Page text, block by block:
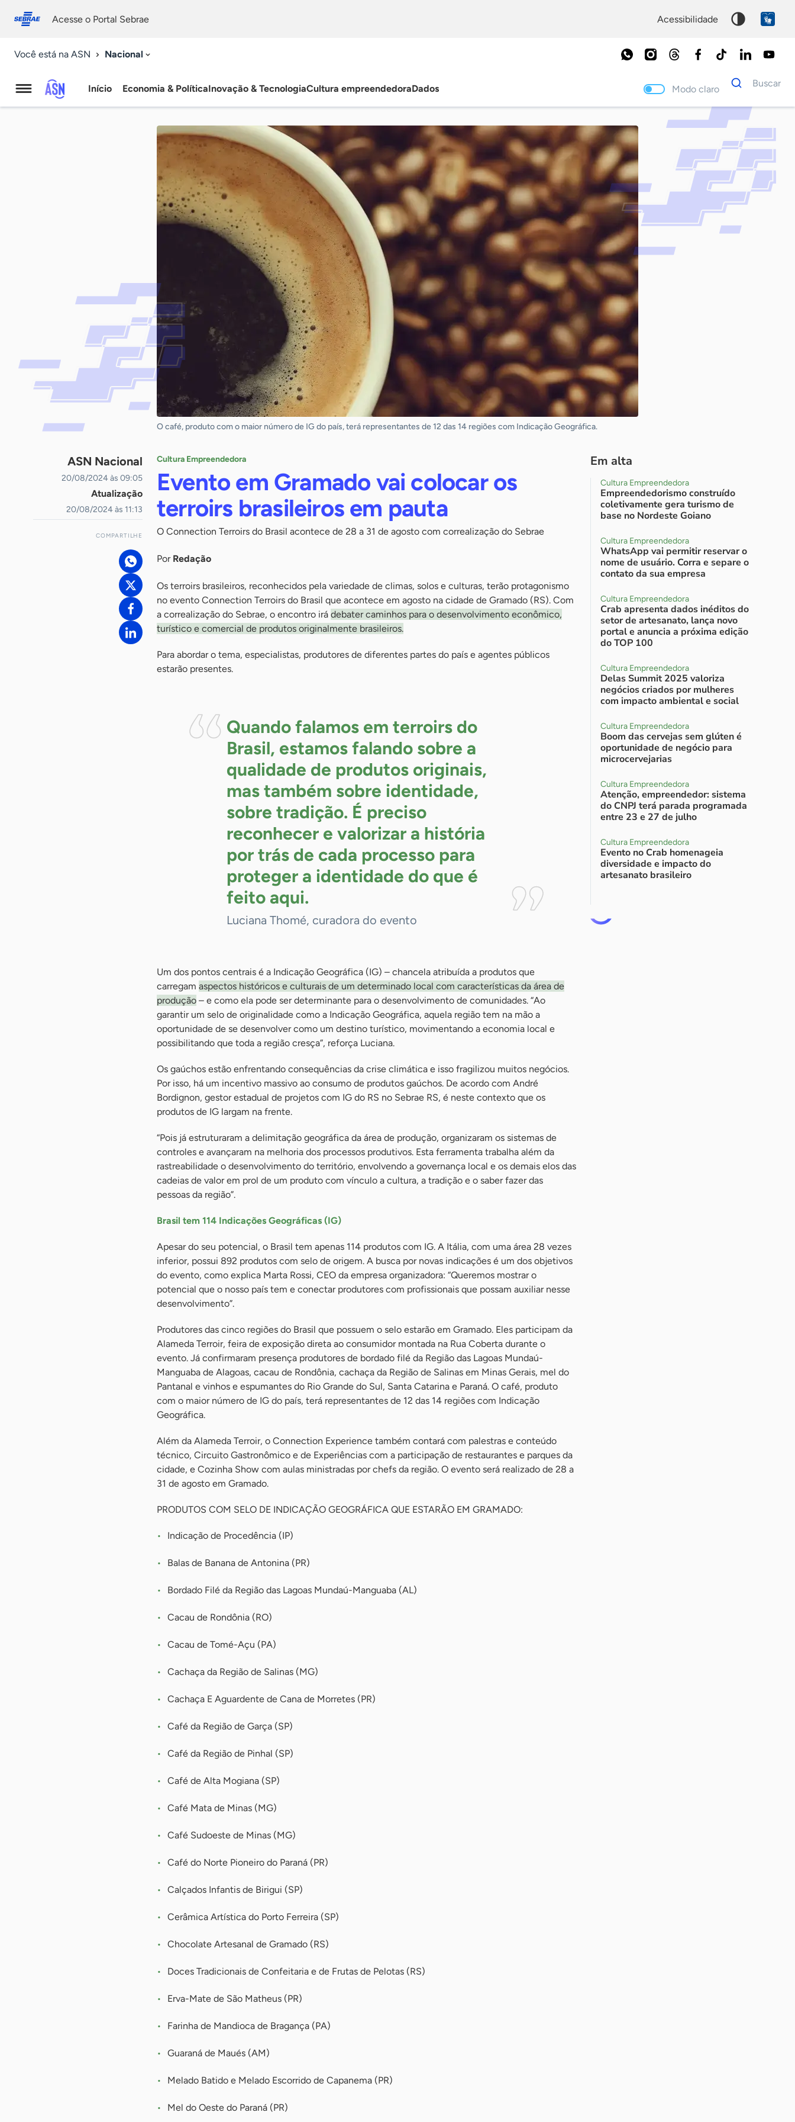
conosco
Acesse o Portal Sebrae acessibilidade
Você está na ASN Nacional
Agência
Início Economia & PolíticaInovação & TecnologiaCultura empreendedoraDados Modo claro
Dados
para
Buscar
Palavra
chave
O café, produto com o maior número de IG do país, terá representantes de 12 das 14 regiões com Indicação Geográfica.
ASN Nacional
20/08/2024 às 09:05
Atualização
20/08/2024 às 11:13
COMPARTILHE
Cultura Empreendedora
Evento em Gramado vai colocar os
terroirs brasileiros em pauta
O Connection Terroirs do Brasil acontece de 28 a 31 de agosto com correalização do Sebrae
Por Redação
Os terroirs brasileiros, reconhecidos pela variedade de climas, solos e culturas, terão protagonismo
no evento Connection Terroirs do Brasil que acontece em agosto na cidade de Gramado (RS). Com
a correalização do Sebrae, o encontro irá debater caminhos para o desenvolvimento econômico,
turístico e comercial de produtos originalmente brasileiros.
Para abordar o tema, especialistas, produtores de diferentes partes do país e agentes públicos
estarão presentes.
Quando falamos em terroirs do
Brasil, estamos falando sobre a
qualidade de produtos originais,
mas também sobre identidade,
sobre tradição. É preciso
reconhecer e valorizar a história
por trás de cada processo para
proteger a identidade do que é
feito aqui.
Luciana Thomé, curadora do evento
Um dos pontos centrais é a Indicação Geográfica (IG) – chancela atribuída a produtos que
carregam aspectos históricos e culturais de um determinado local com características da área de
produção – e como ela pode ser determinante para o desenvolvimento de comunidades. “Ao
garantir um selo de originalidade como a Indicação Geográfica, aquela região tem na mão a
oportunidade de se desenvolver como um destino turístico, movimentando a economia local e
possibilitando que toda a região cresça”, reforça Luciana.
Os gaúchos estão enfrentando consequências da crise climática e isso fragilizou muitos negócios.
Por isso, há um incentivo massivo ao consumo de produtos gaúchos. De acordo com André
Bordignon, gestor estadual de projetos com IG do RS no Sebrae RS, é neste contexto que os
produtos de IG largam na frente.
“Pois já estruturaram a delimitação geográfica da área de produção, organizaram os sistemas de
controles e avançaram na melhoria dos processos produtivos. Esta ferramenta trabalha além da
rastreabilidade o desenvolvimento do território, envolvendo a governança local e os demais elos das
cadeias de valor em prol de um produto com vínculo a cultura, a tradição e o saber fazer das
pessoas da região”.
Brasil tem 114 Indicações Geográficas (IG)
Apesar do seu potencial, o Brasil tem apenas 114 produtos com IG. A Itália, com uma área 28 vezes
inferior, possui 892 produtos com selo de origem. A busca por novas indicações é um dos objetivos
do evento, como explica Marta Rossi, CEO da empresa organizadora: “Queremos mostrar o
potencial que o nosso país tem e conectar produtores com profissionais que possam auxiliar nesse
desenvolvimento”.
Produtores das cinco regiões do Brasil que possuem o selo estarão em Gramado. Eles participam da
Alameda Terroir, feira de exposição direta ao consumidor montada na Rua Coberta durante o
evento. Já confirmaram presença produtores de bordado filé da Região das Lagoas Mundaú-
Manguaba de Alagoas, cacau de Rondônia, cachaça da Região de Salinas em Minas Gerais, mel do
Pantanal e vinhos e espumantes do Rio Grande do Sul, Santa Catarina e Paraná. O café, produto
com o maior número de IG do país, terá representantes de 12 das 14 regiões com Indicação
Geográfica.
Além da Alameda Terroir, o Connection Experience também contará com palestras e conteúdo
técnico, Circuito Gastronômico e de Experiências com a participação de restaurantes e parques da
cidade, e Cozinha Show com aulas ministradas por chefs da região. O evento será realizado de 28 a
31 de agosto em Gramado.
PRODUTOS COM SELO DE INDICAÇÃO GEOGRÁFICA QUE ESTARÃO EM GRAMADO:
Indicação de Procedência (IP)
Balas de Banana de Antonina (PR)
Bordado Filé da Região das Lagoas Mundaú-Manguaba (AL)
Cacau de Rondônia (RO)
Cacau de Tomé-Açu (PA)
Cachaça da Região de Salinas (MG)
Cachaça E Aguardente de Cana de Morretes (PR)
Café da Região de Garça (SP)
Café da Região de Pinhal (SP)
Café de Alta Mogiana (SP)
Café Mata de Minas (MG)
Café Sudoeste de Minas (MG)
Café do Norte Pioneiro do Paraná (PR)
Calçados Infantis de Birigui (SP)
Cerâmica Artística do Porto Ferreira (SP)
Chocolate Artesanal de Gramado (RS)
Doces Tradicionais de Confeitaria e de Frutas de Pelotas (RS)
Erva-Mate de São Matheus (PR)
Farinha de Mandioca de Bragança (PA)
Guaraná de Maués (AM)
Melado Batido e Melado Escorrido de Capanema (PR)
Mel do Oeste do Paraná (PR)
Em alta
Cultura Empreendedora
Empreendedorismo construído
coletivamente gera turismo de
base no Nordeste Goiano
Cultura Empreendedora
WhatsApp vai permitir reservar o
nome de usuário. Corra e separe o
contato da sua empresa
Cultura Empreendedora
Crab apresenta dados inéditos do
setor de artesanato, lança novo
portal e anuncia a próxima edição
do TOP 100
Cultura Empreendedora
Delas Summit 2025 valoriza
negócios criados por mulheres
com impacto ambiental e social
Cultura Empreendedora
Boom das cervejas sem glúten é
oportunidade de negócio para
microcervejarias
Cultura Empreendedora
Atenção, empreendedor: sistema
do CNPJ terá parada programada
entre 23 e 27 de julho
Cultura Empreendedora
Evento no Crab homenageia
diversidade e impacto do
artesanato brasileiro